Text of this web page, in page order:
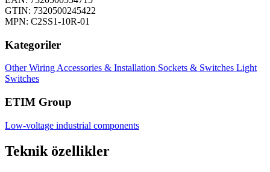
GTIN: 7320500245422
MPN: C2SS1-10R-01
Kategoriler
OtherWiring Accessories & Installation Sockets & Switches Light
Switches
ETIM Group
Low-voltage industrial components
Teknik özellikler